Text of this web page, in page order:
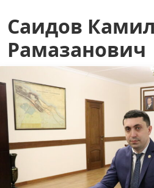
Саидов Камил
Рамазанович